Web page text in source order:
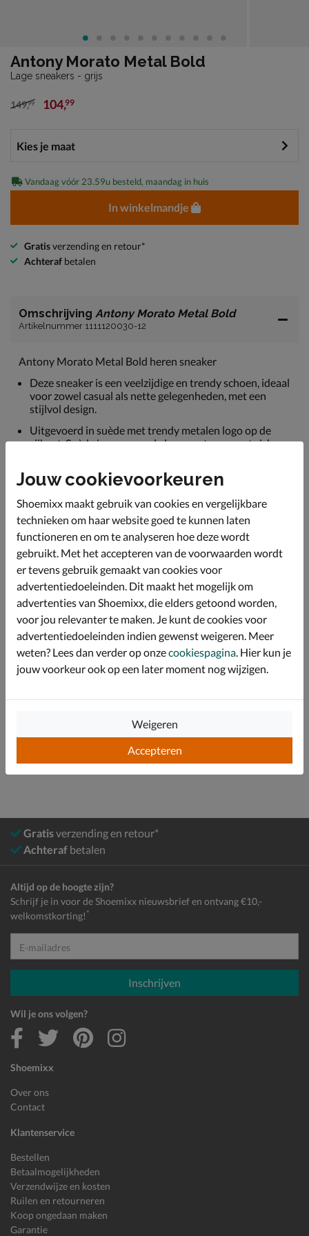
Antony Morato Metal Bold
Lage sneakers - grijs
van € 149,99 voor € 104,99
149,99 104,99
Vandaag vóór 23.59u besteld, maandag in huis
In winkelmandje
Gratisverzending en retour*
Achteraf betalen
Omschrijving Antony Morato Metal Bold
Artikelnummer 1111120030-12
Antony Morato Metal Bold heren sneaker
Deze sneaker is een veelzijdige en trendy schoen, ideaal
voor zowel casual als nette gelegenheden, met een
stijlvol design.
Uitgevoerd in suède met trendy metalen logo op de
zijkant. Suède is een soepele leersoort en vormt zich
Gevoerd met imitatieleer en badstof. Het badstof zorgt
vochtabsorptie. Dankzij de gewatteerde enkelkraag
ervaar je optimaal comfort.
Voorzien van een textielen voetbed met
foamonderlaag wat voor een fijne demping zorgt
tijdens het lopen.
Afgewerkt met een stijlvolle elevated loopzool met
voldoende grip.
Over Antony Morato
Bekijk meer
Sneakers
Gratisverzending en retour*
Achteraf betalen
Shoemixx
Over ons
Contact
Klantenservice
Bestellen
Betaalmogelijkheden
Verzendwijze en kosten
Ruilen en retourneren
Koop ongedaan maken
Garantie
Altijd op de hoogte zijn?
Schrijf je in voor de Shoemixx nieuwsbrief en ontvang €10,-
welkomstkorting! *
E-mailadres
Inschrijven
Wil je ons volgen?
Jouw cookievoorkeuren
Shoemixx maakt gebruik van cookies en vergelijkbare
technieken om haar website goed te kunnen laten
functioneren en om te analyseren hoe deze wordt
gebruikt. Met het accepteren van de voorwaarden wordt
er tevens gebruik gemaakt van cookies voor
advertentiedoeleinden. Dit maakt het mogelijk om
advertenties van Shoemixx, die elders getoond worden,
voor jou relevanter te maken. Je kunt de cookies voor
advertentiedoeleinden indien gewenst weigeren. Meer
weten? Lees dan verder op onzecookiespagina. Hier kun je
jouw voorkeur ook op een later moment nog wijzigen.
Accepteren
Weigeren